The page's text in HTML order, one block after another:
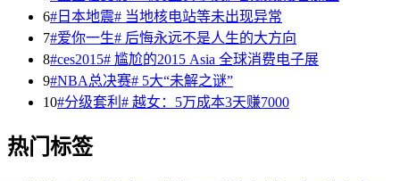
6#日本地震# 当地核电站等未出现异常
7#爱你一生# 后悔永远不是人生的大方向
8#ces2015# 尴尬的2015 Asia 全球消费电子展
9#NBA总决赛# 5大“未解之谜”
10#分级套利# 越女：5万成本3天赚7000
热门标签